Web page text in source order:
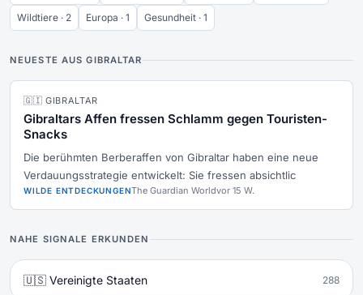
Wildtiere · 2 Europa · 1 Gesundheit · 1
NEUESTE AUS GIBRALTAR
🇬🇮 GIBRALTAR
Gibraltars Affen fressen Schlamm gegen Touristen-
Snacks
Die berühmten Berberaffen von Gibraltar haben eine neue
Verdauungsstrategie entwickelt: Sie fressen absichtlic
WILDE ENTDECKUNGENThe Guardian Worldvor 15 W.
NAHE SIGNALE ERKUNDEN
🇺🇸 Vereinigte Staaten 288